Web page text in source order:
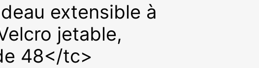
extensible à
jetable,
48</tc>